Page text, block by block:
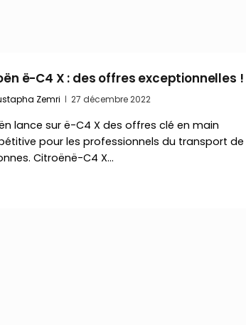
ë-C4 X : des offres exceptionnelles !
Zemri 27 décembre 2022
lance sur ë-C4 X des offres clé en main
pour les professionnels du transport de
Citroënë-C4 X…